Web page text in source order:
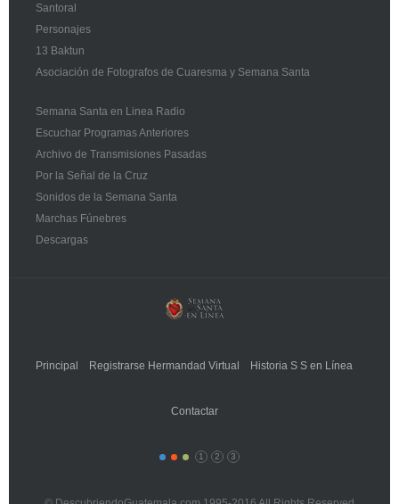
Santoral
Personajes
13 Baktun
Asociación de Fotografos de Cuaresma y Semana Santa
Semana Santa en Linea Radio
Escuchar Programas Anteriores
Archivo de Transmisiones Pasadas
Por la Señal de la Cruz
Sonidos de la Semana Santa
Marchas Fúnebres
Descargas
Principal Registrarse Hermandad Virtual Historia S S en Línea
Contactar
1 2 3